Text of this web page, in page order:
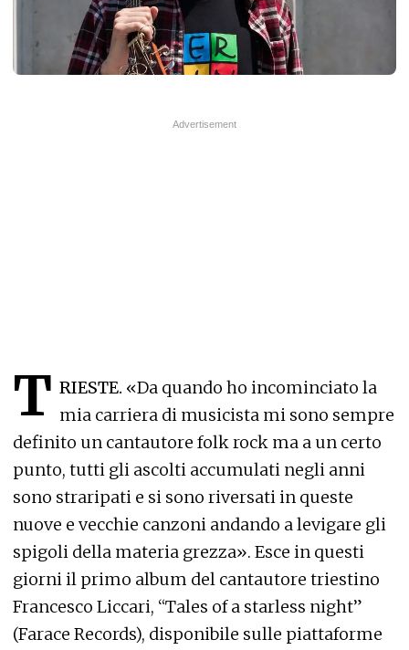
T RIESTE. «Da quando ho incominciato la
mia carriera di musicista mi sono sempre
definito un cantautore folk rock ma a un certo
punto, tutti gli ascolti accumulati negli anni
sono straripati e si sono riversati in queste
nuove e vecchie canzoni andando a levigare gli
spigoli della materia grezza». Esce in questi
giorni il primo album del cantautore triestino
Francesco Liccari, “Tales of a starless night”
(Farace Records), disponibile sulle piattaforme